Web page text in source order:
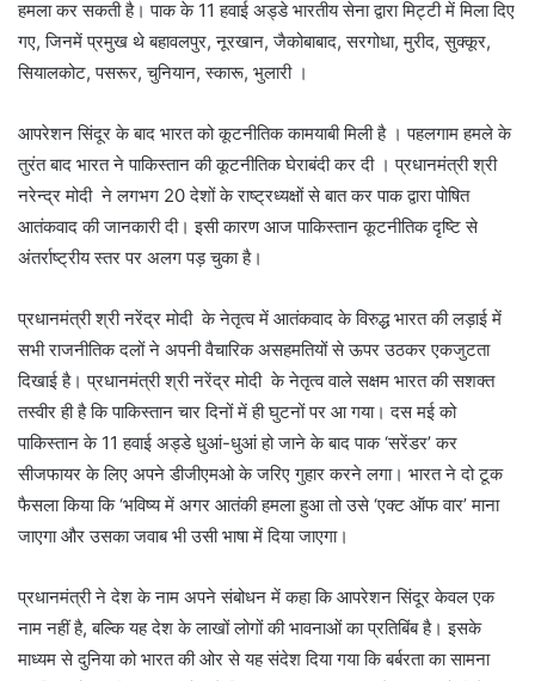
हमला कर सकती है। पाक के 11 हवाई अड्डे भारतीय सेना द्वारा मिट्टी में मिला दिए
गए, जिनमें प्रमुख थे बहावलपुर, नूरखान, जैकोबाबाद, सरगोधा, मुरीद, सुक्कूर,
सियालकोट, पसरूर, चुनियान, स्‍कारू, भुलारी ।
आपरेशन सिंदूर के बाद भारत को कूटनीतिक कामयाबी मिली है । पहलगाम हमले के
तुरंत बाद भारत ने पाकिस्तान की कूटनीतिक घेराबंदी कर दी । प्रधानमंत्री श्री
नरेन्द्र मोदी ने लगभग 20 देशों के राष्ट्रध्यक्षों से बात कर पाक द्वारा पोषित
आतंकवाद की जानकारी दी। इसी कारण आज पाकिस्तान कूटनीतिक दृष्टि से
अंतर्राष्ट्रीय स्तर पर अलग पड़ चुका है।
प्रधानमंत्री श्री नरेंद्र मोदी के नेतृत्व में आतंकवाद के विरुद्ध भारत की लड़ाई में
सभी राजनीतिक दलों ने अपनी वैचारिक असहमतियों से ऊपर उठकर एकजुटता
दिखाई है। प्रधानमंत्री श्री नरेंद्र मोदी के नेतृत्व वाले सक्षम भारत की सशक्त
तस्वीर ही है कि पाकिस्तान चार दिनों में ही घुटनों पर आ गया। दस मई को
पाकिस्तान के 11 हवाई अड्डे धुआं-धुआं हो जाने के बाद पाक ‘सरेंडर’ कर
सीजफायर के लिए अपने डीजीएमओ के जरिए गुहार करने लगा। भारत ने दो टूक
फैसला किया कि ‘भविष्य में अगर आतंकी हमला हुआ तो उसे ‘एक्ट ऑफ वार’ माना
जाएगा और उसका जवाब भी उसी भाषा में दिया जाएगा।
प्रधानमंत्री ने देश के नाम अपने संबोधन में कहा कि आपरेशन सिंदूर केवल एक
नाम नहीं है, बल्कि यह देश के लाखों लोगों की भावनाओं का प्रतिबिंब है। इसके
माध्यम से दुनिया को भारत की ओर से यह संदेश दिया गया कि बर्बरता का सामना